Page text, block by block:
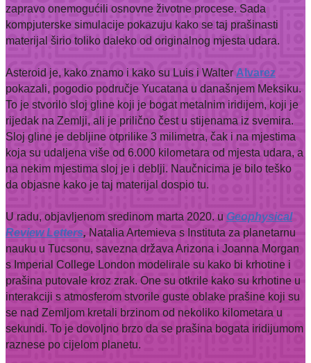
zapravo onemogućili osnovne životne procese. Sada
kompjuterske simulacije pokazuju kako se taj prašinasti
materijal širio toliko daleko od originalnog mjesta udara.
Asteroid je, kako znamo i kako su Luis i Walter Alvarez
pokazali, pogodio područje Yucatana u današnjem Meksiku.
To je stvorilo sloj gline koji je bogat metalnim iridijem, koji je
rijedak na Zemlji, ali je prilično čest u stijenama iz svemira.
Sloj gline je debljine otprilike 3 milimetra, čak i na mjestima
koja su udaljena više od 6.000 kilometara od mjesta udara, a
na nekim mjestima sloj je i deblji. Naučnicima je bilo teško
da objasne kako je taj materijal dospio tu.
U radu, objavljenom sredinom marta 2020. u Geophysical
Review Letters, Natalia Artemieva s Instituta za planetarnu
nauku u Tucsonu, savezna država Arizona i Joanna Morgan
s Imperial College London modelirale su kako bi krhotine i
prašina putovale kroz zrak. One su otkrile kako su krhotine u
interakciji s atmosferom stvorile guste oblake prašine koji su
se nad Zemljom kretali brzinom od nekoliko kilometara u
sekundi. To je dovoljno brzo da se prašina bogata iridijumom
raznese po cijelom planetu.